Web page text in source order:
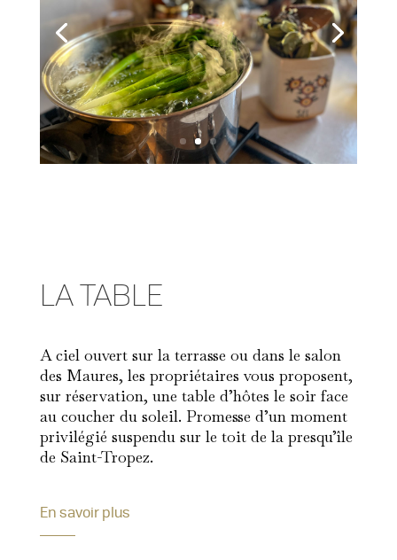
LA TABLE
A ciel ouvert sur la terrasse ou dans le salon
des Maures, les propriétaires vous proposent,
sur réservation, une table d’hôtes le soir face
au coucher du soleil. Promesse d’un moment
privilégié suspendu sur le toit de la presqu’île
de Saint-Tropez.
En savoir plus